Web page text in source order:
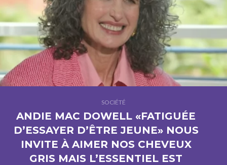
SOCIÉTÉ
ANDIE MAC DOWELL «FATIGUÉE
D’ESSAYER D’ÊTRE JEUNE» NOUS
INVITE À AIMER NOS CHEVEUX
GRIS MAIS L’ESSENTIEL EST